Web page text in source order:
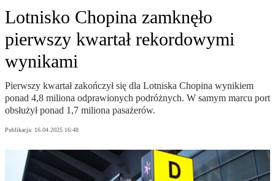
Lotnisko Chopina zamknęło
pierwszy kwartał rekordowymi
wynikami
Pierwszy kwartał zakończył się dla Lotniska Chopina wynikiem
ponad 4,8 miliona odprawionych podróżnych. W samym marcu port
obsłużył ponad 1,7 miliona pasażerów.
Publikacja: 16.04.2025 16:48